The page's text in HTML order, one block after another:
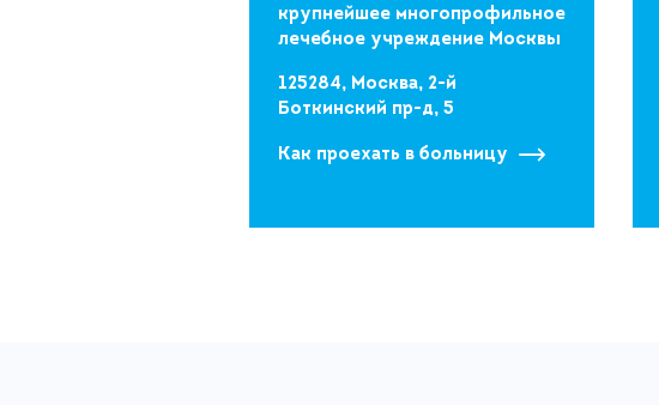
крупнейшее многопрофильное
лечебное учреждение Москвы
125284, Москва, 2-й
Боткинский пр-д, 5
Как проехать в больницу